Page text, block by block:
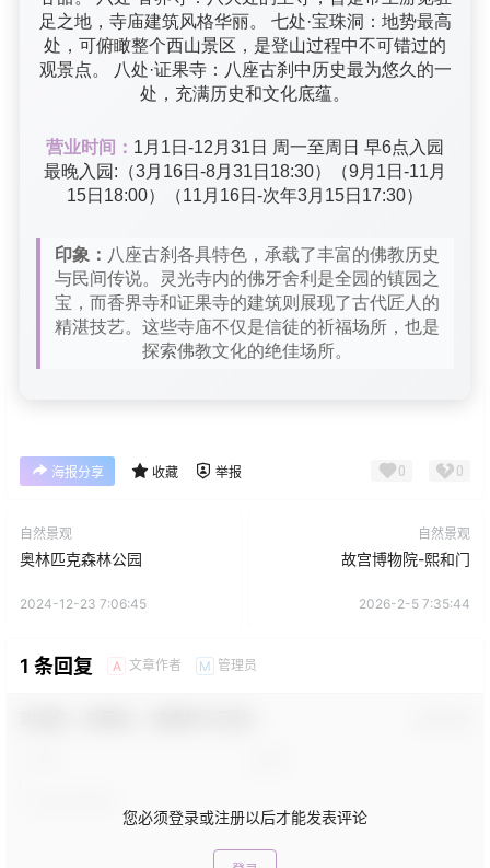
足之地，寺庙建筑风格华丽。 七处·宝珠洞：地势最高
处，可俯瞰整个西山景区，是登山过程中不可错过的
观景点。 八处·证果寺：八座古刹中历史最为悠久的一
处，充满历史和文化底蕴。
营业时间： 1月1日-12月31日 周一至周日 早6点入园
最晚入园:（3月16日-8月31日18:30）（9月1日-11月
15日18:00）（11月16日-次年3月15日17:30）
印象： 八座古刹各具特色，承载了丰富的佛教历史
与民间传说。灵光寺内的佛牙舍利是全园的镇园之
宝，而香界寺和证果寺的建筑则展现了古代匠人的
精湛技艺。这些寺庙不仅是信徒的祈福场所，也是
探索佛教文化的绝佳场所。
海报分享 收藏 举报 0 0
自然景观
奥林匹克森林公园
2024-12-23 7:06:45
自然景观
故宫博物院-熙和门
2026-2-5 7:35:44
1 条回复 A 文章作者 M 管理员
您必须登录或注册以后才能发表评论